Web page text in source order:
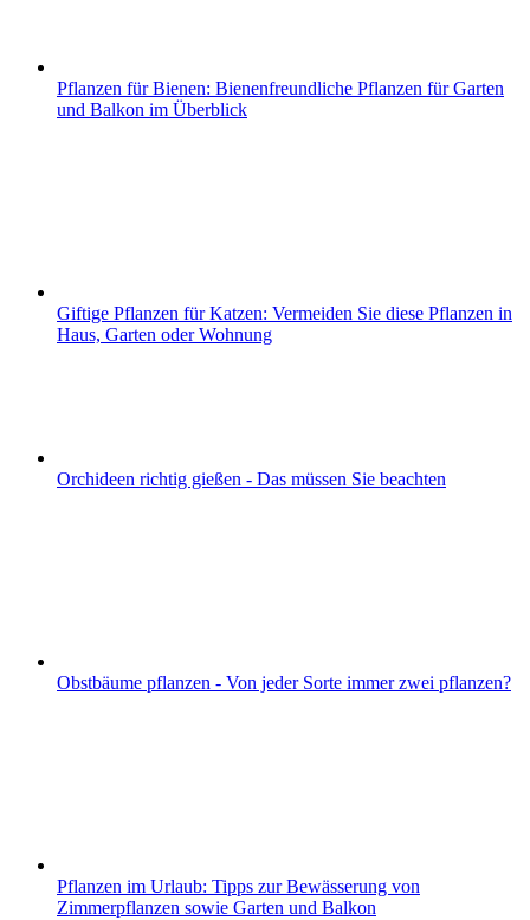
Pflanzen für Bienen: Bienenfreundliche Pflanzen für Garten
und Balkon im Überblick
Giftige Pflanzen für Katzen: Vermeiden Sie diese Pflanzen in
Haus, Garten oder Wohnung
Orchideen richtig gießen - Das müssen Sie beachten
Obstbäume pflanzen - Von jeder Sorte immer zwei pflanzen?
Pflanzen im Urlaub: Tipps zur Bewässerung von
Zimmerpflanzen sowie Garten und Balkon